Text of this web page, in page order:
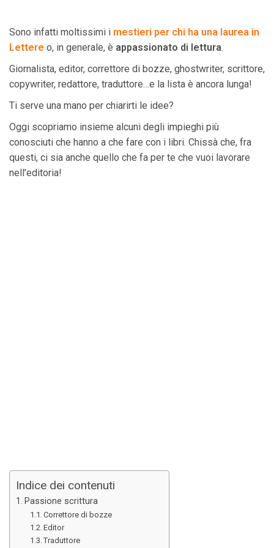
Sono infatti moltissimi i mestieri per chi ha una laurea in
Lettere o, in generale, è appassionato di lettura.
Giornalista, editor, correttore di bozze, ghostwriter, scrittore,
copywriter, redattore, traduttore…e la lista è ancora lunga!
Ti serve una mano per chiarirti le idee?
Oggi scopriamo insieme alcuni degli impieghi più
conosciuti che hanno a che fare con i libri. Chissà che, fra
questi, ci sia anche quello che fa per te che vuoi lavorare
nell’editoria!
Indice dei contenuti
Passione scrittura
Correttore di bozze
Editor
Traduttore